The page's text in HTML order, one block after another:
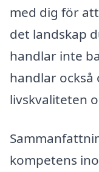
med dig för
det landskap
handlar inte
handlar
livskvaliteten
kompetens